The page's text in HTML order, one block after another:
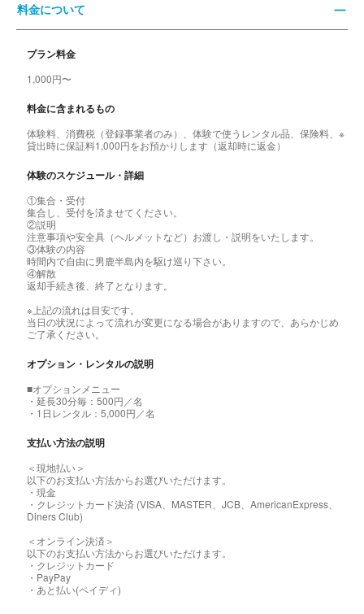
料金について
プラン料金
1,000円〜
料金に含まれるもの
体験料、消費税（登録事業者のみ）、体験で使うレンタル品、保険料、※
貸出時に保証料1,000円をお預かりします（返却時に返金）
体験のスケジュール・詳細
①集合・受付
集合し、受付を済ませてください。
②説明
注意事項や安全具（ヘルメットなど）お渡し・説明をいたします。
③体験の内容
時間内で自由に男鹿半島内を駆け巡り下さい。
④解散
返却手続き後、終了となります。
※上記の流れは目安です。
当日の状況によって流れが変更になる場合がありますので、あらかじめ
ご了承ください。
オプション・レンタルの説明
■オプションメニュー
・延長30分毎：500円／名
・1日レンタル：5,000円／名
支払い方法の説明
＜現地払い＞
以下のお支払い方法からお選びいただけます。
・現金
・クレジットカード決済 (VISA、MASTER、JCB、AmericanExpress、
Diners Club)
＜オンライン決済＞
以下のお支払い方法からお選びいただけます。
・クレジットカード
・PayPay
・あと払い(ペイディ)